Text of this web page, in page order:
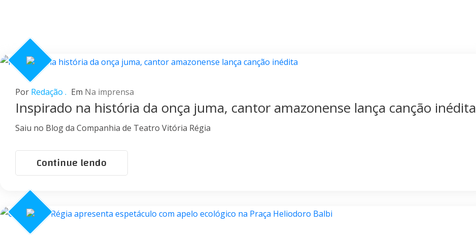
Por Redação . Em Na imprensa
Inspirado na história da onça juma, cantor amazonense lança canção inédita
Saiu no Blog da Companhia de Teatro Vitória Régia
Continue lendo